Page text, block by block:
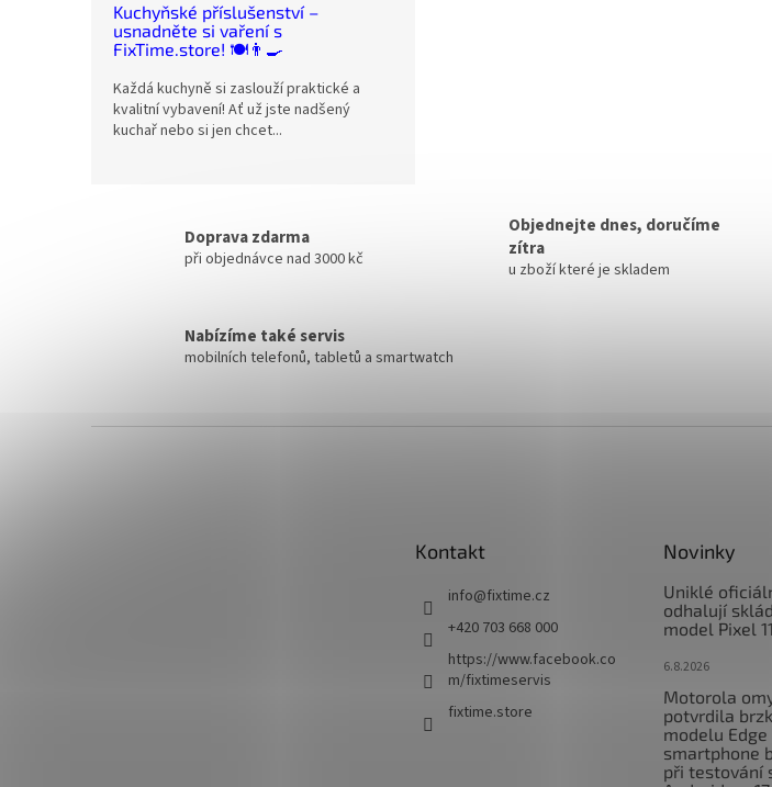
Kuchyňské příslušenství –
usnadněte si vaření s
FixTime.store! 🍽️👨‍🍳
Každá kuchyně si zaslouží praktické a
kvalitní vybavení! Ať už jste nadšený
kuchař nebo si jen chcet...
Doprava zdarma
při objednávce nad 3000 kč
Objednejte dnes, doručíme
zítra
u zboží které je skladem
Nabízíme také servis
mobilních telefonů, tabletů a smartwatch
Kontakt
info@fixtime.cz
+420 703 668 000
https://www.facebook.co
m/fixtimeservis
fixtime.store
Novinky
Uniklé
odhalují
model Pixel
6.8.2026
Motorola
potvrdila
modelu Edge
smartphone
při testování